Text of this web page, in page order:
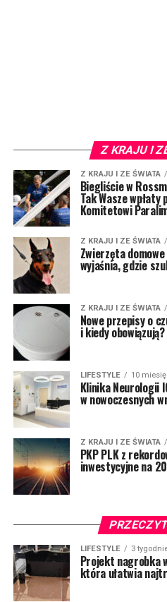
Z KRAJU I
Z KRAJU I ZE ŚWIATA
Biegliście w
Tak Wasze wpłaty
Komitetowi
Z KRAJU I ZE ŚWIATA
Zwierzęta
wyjaśnia, gdzie
Z KRAJU I ZE ŚWIATA
Nowe przepisy o
i kiedy obowiązują?
LIFESTYLE 10
Klinika Neurologii
w nowoczesnych
Z KRAJU I ZE ŚWIATA
PKP PLK z
inwestycyjne na
LIFESTYLE 3
Projekt nagrobka
która ułatwia